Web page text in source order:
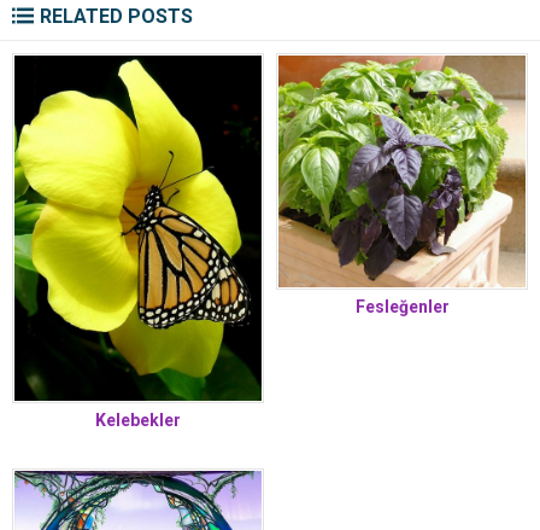
RELATED POSTS
Kelebekler
Fesleğenler